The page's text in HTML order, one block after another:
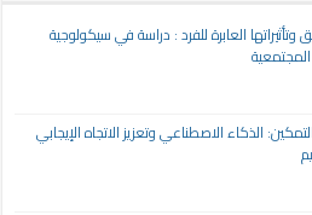
وتأثيراتها العابرة للفرد : دراسة في سيكولوجية
الذكاء الاصطناعي وتعزيز الاتجاه الإيجابي